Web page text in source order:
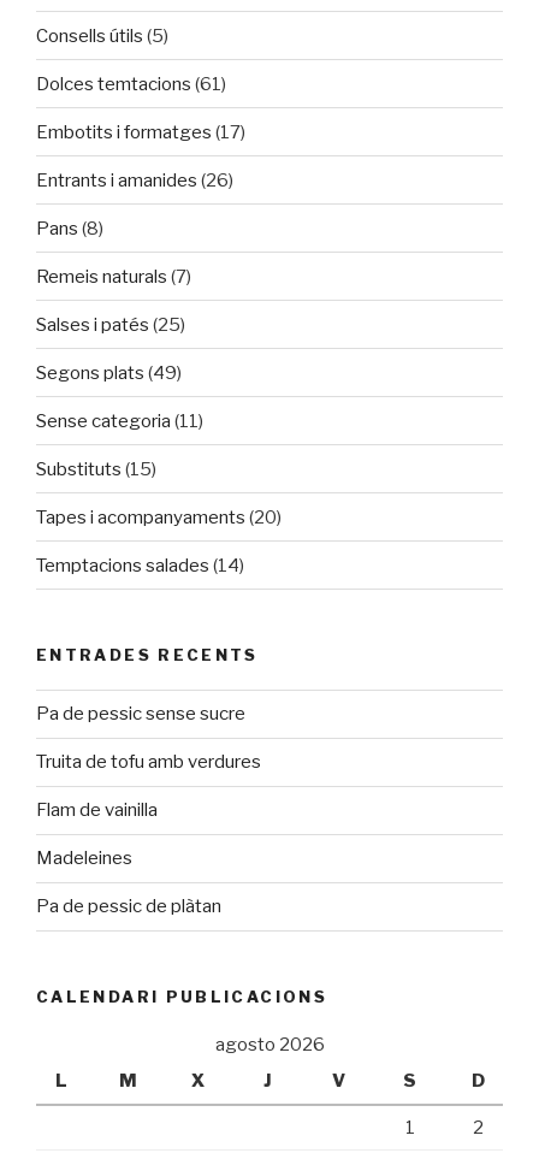
Consells útils (5)
Dolces temtacions (61)
Embotits i formatges (17)
Entrants i amanides (26)
Pans (8)
Remeis naturals (7)
Salses i patés (25)
Segons plats (49)
Sense categoria (11)
Substituts (15)
Tapes i acompanyaments (20)
Temptacions salades (14)
ENTRADES RECENTS
Pa de pessic sense sucre
Truita de tofu amb verdures
Flam de vainilla
Madeleines
Pa de pessic de plàtan
CALENDARI PUBLICACIONS
agosto 2026
L
M X J V S D
1 2